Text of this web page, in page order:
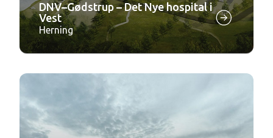
DNV–Gødstrup – Det Nye hospital i
Vest
Herning